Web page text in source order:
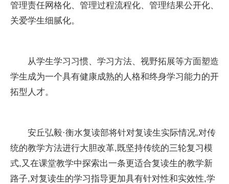
管理责任网格化、管理过程流程化、管理结果公开化、
关爱学生细腻化。
从学生学习习惯、学习方法、视野拓展等方面塑造
学生成为一个具有健康成熟的人格和终身学习能力的开
拓型人才。
安丘弘毅·衡水复读部将针对复读生实际情况,对传
统的教学方法进行大胆改革,既坚持传统的三轮复习模
式,又在课堂教学中探索出一条更适合复读生的教学新
路子,对复读生的学习指导更加具有针对性和实效性,学